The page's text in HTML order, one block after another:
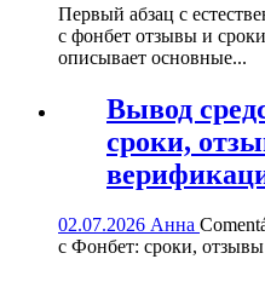
Первый абзац с
с фонбет отзывы и
описывает основные...
Вывод
сроки,
02.07.2026 Анна
с Фонбет: сроки,